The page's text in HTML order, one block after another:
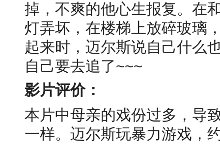
掉，不爽的他心生报复。在
灯弄坏，在楼梯上放碎玻璃
起来时，迈尔斯说自己什么
自己要去追了~~~
影片评价：
本片中母亲的戏份过多，导
一样。迈尔斯玩暴力游戏，